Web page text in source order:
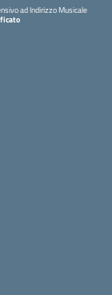
ad Indirizzo Musicale